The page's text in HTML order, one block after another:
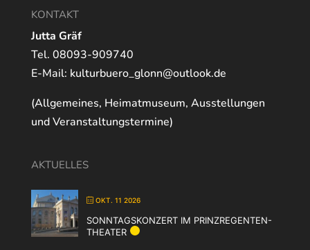
KONTAKT
Jutta Gräf
Tel. 08093-909740
E-Mail: kulturbuero_glonn@outlook.de
(Allgemeines, Heimatmuseum, Ausstellungen
und Veranstaltungstermine)
AKTUELLES
OKT. 11 2026
SONNTAGSKONZERT IM PRINZREGENTEN-
THEATER